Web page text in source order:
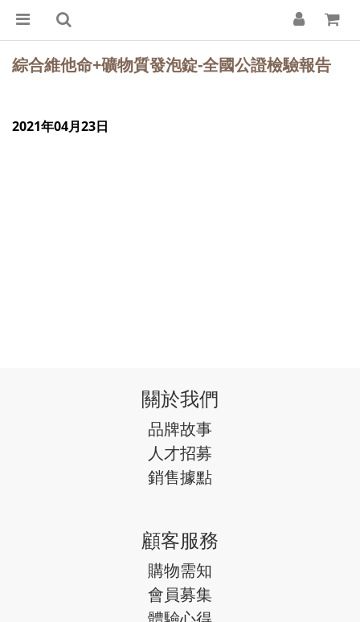
綜合維他命+礦物質發泡錠-全國公證檢驗報告
2021年04月23日
關於我們
品牌故事
人才招募
銷售據點
顧客服務
購物需知
會員募集